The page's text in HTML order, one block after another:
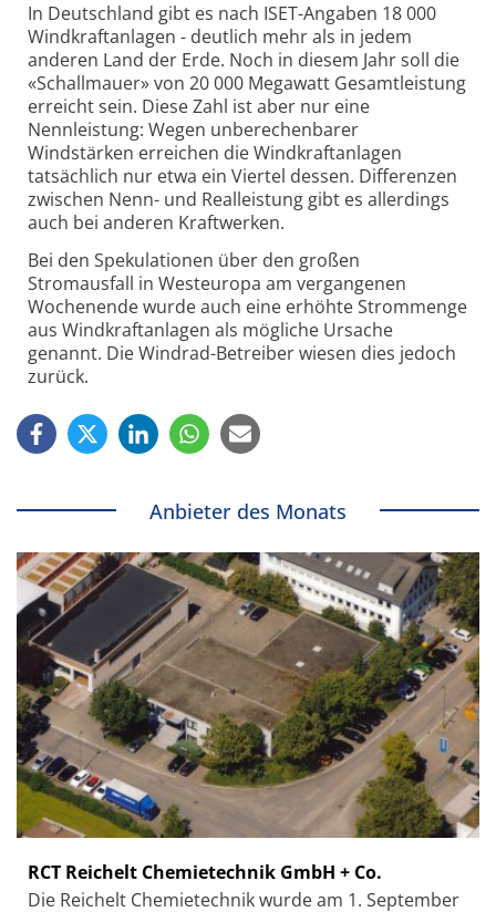
In Deutschland gibt es nach ISET-Angaben 18 000
Windkraftanlagen - deutlich mehr als in jedem
anderen Land der Erde. Noch in diesem Jahr soll die
«Schallmauer» von 20 000 Megawatt Gesamtleistung
erreicht sein. Diese Zahl ist aber nur eine
Nennleistung: Wegen unberechenbarer
Windstärken erreichen die Windkraftanlagen
tatsächlich nur etwa ein Viertel dessen. Differenzen
zwischen Nenn- und Realleistung gibt es allerdings
auch bei anderen Kraftwerken.
Bei den Spekulationen über den großen
Stromausfall in Westeuropa am vergangenen
Wochenende wurde auch eine erhöhte Strommenge
aus Windkraftanlagen als mögliche Ursache
genannt. Die Windrad-Betreiber wiesen dies jedoch
zurück.
Anbieter des Monats
RCT Reichelt Chemietechnik GmbH + Co.
Die Reichelt Chemietechnik wurde am 1. September